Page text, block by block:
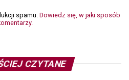
spamu.Dowiedz się, w jaki sposób
CZYTANE